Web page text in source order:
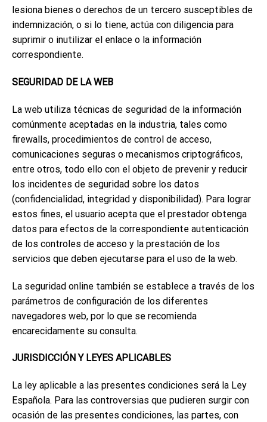
lesiona bienes o derechos de un tercero susceptibles de
indemnización, o si lo tiene, actúa con diligencia para
suprimir o inutilizar el enlace o la información
correspondiente.
SEGURIDAD DE LA WEB
La web utiliza técnicas de seguridad de la información
comúnmente aceptadas en la industria, tales como
firewalls, procedimientos de control de acceso,
comunicaciones seguras o mecanismos criptográficos,
entre otros, todo ello con el objeto de prevenir y reducir
los incidentes de seguridad sobre los datos
(confidencialidad, integridad y disponibilidad). Para lograr
estos fines, el usuario acepta que el prestador obtenga
datos para efectos de la correspondiente autenticación
de los controles de acceso y la prestación de los
servicios que deben ejecutarse para el uso de la web.
La seguridad online también se establece a través de los
parámetros de configuración de los diferentes
navegadores web, por lo que se recomienda
encarecidamente su consulta.
JURISDICCIÓN Y LEYES APLICABLES
La ley aplicable a las presentes condiciones será la Ley
Española. Para las controversias que pudieren surgir con
ocasión de las presentes condiciones, las partes, con